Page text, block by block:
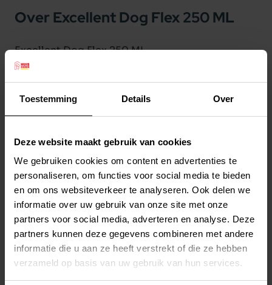
Toestemming Details Over
Deze website maakt gebruik van cookies
We gebruiken cookies om content en advertenties te
personaliseren, om functies voor social media te bieden
en om ons websiteverkeer te analyseren. Ook delen we
informatie over uw gebruik van onze site met onze
partners voor social media, adverteren en analyse. Deze
partners kunnen deze gegevens combineren met andere
informatie die u aan ze heeft verstrekt of die ze hebben
verzameld op basis van uw gebruik van hun services.
Over Excellent Dog Flex 250 ML
Excellent Dog Flex 250 ML
Dog Flex is perfect voor de smering van soepele
gewrichten en voor stevige pezen, botten en
banden!
Aanvullend diervoeder voor honden.
Vitamine C en lichaamseigen smeerstof
Hyaluronzuur.
Dog Flex verstevigt de pezen, banden en
ondersteunt het behoud van kraakbeen.
Dog Flexis zeer geschikt als onderhoud voor
honden op hogere leeftijd.
Collageen werkt snel in op gewrichten met
Lees meer
Productspecificaties
Stel uw bestelherinnering in:(2 weken)
Elke
2 weken
Elke
4 weken
Elke
6 weken